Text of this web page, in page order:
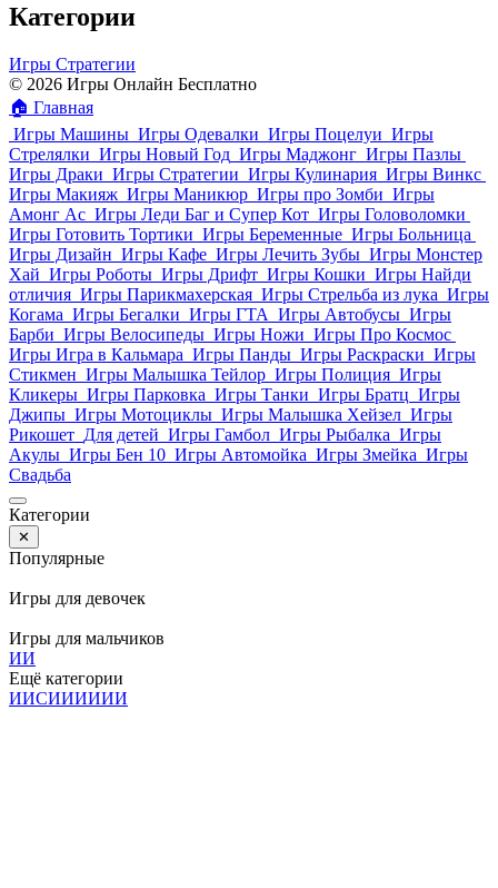
Категории
Игры Стратегии
© 2026 Игры Онлайн Бесплатно
🏠 Главная
Игры Машины Игры Одевалки Игры Поцелуи Игры
Стрелялки Игры Новый Год Игры Маджонг Игры Пазлы
Игры Драки Игры Стратегии Игры Кулинария Игры Винкс
Игры Макияж Игры Маникюр Игры про Зомби Игры
Амонг Ас Игры Леди Баг и Супер Кот Игры Головоломки
Игры Готовить Тортики Игры Беременные Игры Больница
Игры Дизайн Игры Кафе Игры Лечить Зубы Игры Монстер
Хай Игры Роботы Игры Дрифт Игры Кошки Игры Найди
отличия Игры Парикмахерская Игры Стрельба из лука Игры
Когама Игры Бегалки Игры ГТА Игры Автобусы Игры
Барби Игры Велосипеды Игры Ножи Игры Про Космос
Игры Игра в Кальмара Игры Панды Игры Раскраски Игры
Стикмен Игры Малышка Тейлор Игры Полиция Игры
Кликеры Игры Парковка Игры Танки Игры Братц Игры
Джипы Игры Мотоциклы Игры Малышка Хейзел Игры
Рикошет Для детей Игры Гамбол Игры Рыбалка Игры
Акулы Игры Бен 10 Игры Автомойка Игры Змейка Игры
Свадьба
Категории
✕
Популярные
Игры для девочек
Игры для мальчиков
ИИ
Ещё категории
ИИСИИИИИИ